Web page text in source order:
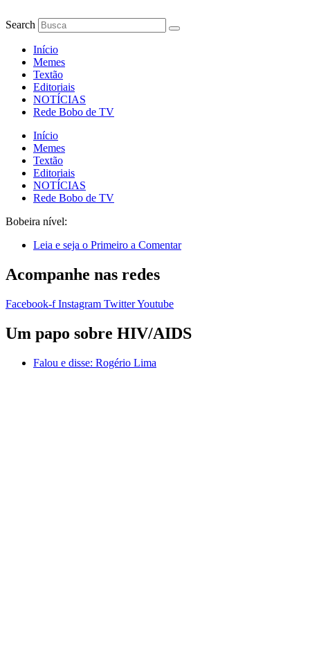
para
conteúdo
Search
Início
Memes
Textão
Editoriais
NOTÍCIAS
Rede Bobo de TV
Início
Memes
Textão
Editoriais
NOTÍCIAS
Rede Bobo de TV
Bobeira nível:
Leia e seja o Primeiro a Comentar
Acompanhe nas redes
Facebook-f Instagram TwitterYoutube
Um papo sobre HIV/AIDS
Falou e disse: Rogério Lima